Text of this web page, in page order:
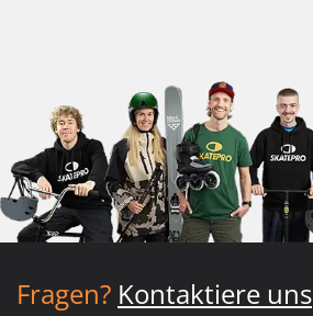
Fragen? Kontaktiere uns